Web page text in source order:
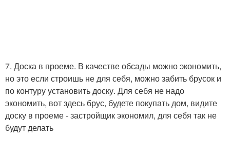
7. Доска в проеме. В качестве обсады можно экономить,
но это если строишь не для себя, можно забить брусок и
по контуру установить доску. Для себя не надо
экономить, вот здесь брус, будете покупать дом, видите
доску в проеме - застройщик экономил, для себя так не
будут делать